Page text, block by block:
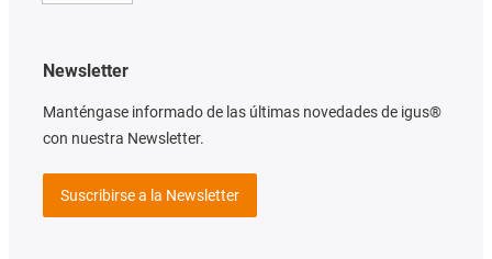
Newsletter
Manténgase informado de las últimas novedades de igus®
con nuestra Newsletter.
Suscribirse a la Newsletter